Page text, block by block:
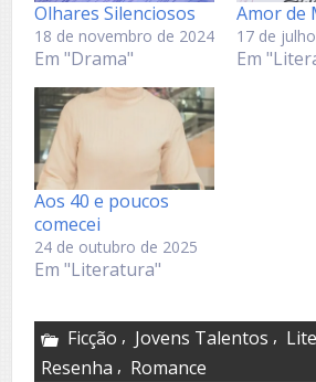
Olhares Silenciosos
18 de novembro de 2024
Em "Drama"
Amor de
17 de
Em
Aos 40 e poucos
comecei
24 de outubro de 2025
Em "Literatura"
Ficção , Jovens Talentos ,
Resenha , Romance